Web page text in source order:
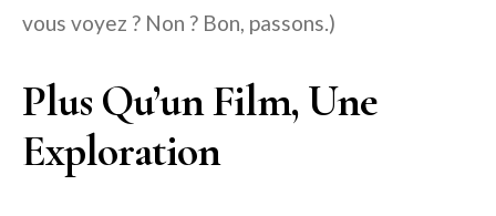
vous voyez ? Non ? Bon, passons.)
Plus Qu’un Film, Une
Exploration